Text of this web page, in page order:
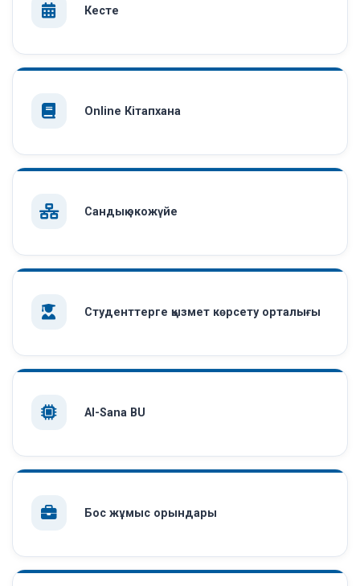
Кесте
Online Кітапхана
Сандық экожүйе
Студенттерге қызмет көрсету орталығы
AI-Sana BU
Бос жұмыс орындары